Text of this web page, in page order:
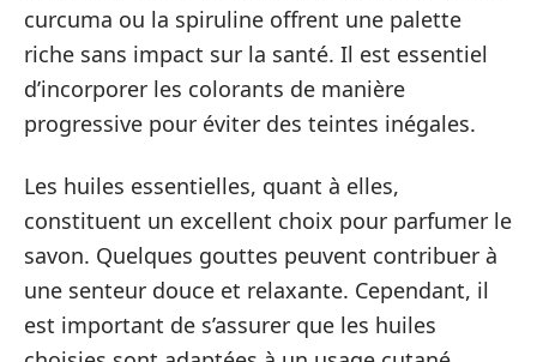
curcuma ou la spiruline offrent une palette
riche sans impact sur la santé. Il est essentiel
d’incorporer les colorants de manière
progressive pour éviter des teintes inégales.
Les huiles essentielles, quant à elles,
constituent un excellent choix pour parfumer le
savon. Quelques gouttes peuvent contribuer à
une senteur douce et relaxante. Cependant, il
est important de s’assurer que les huiles